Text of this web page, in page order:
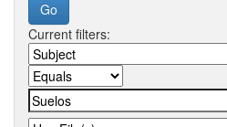
Current filters: